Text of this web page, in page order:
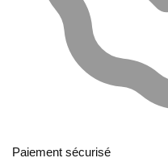
Paiement sécurisé